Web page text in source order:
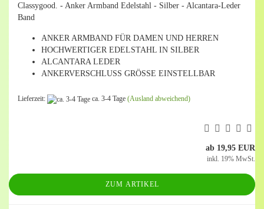
Classygood. - Anker Armband Edelstahl - Silber - Alcantara-Leder
Band
ANKER ARMBAND FÜR DAMEN UND HERREN
HOCHWERTIGER EDELSTAHL IN SILBER
ALCANTARA LEDER
ANKERVERSCHLUSS GRÖSSE EINSTELLBAR
Lieferzeit: ca. 3-4 Tage (Ausland abweichend)
ab 19,95 EUR
inkl. 19% MwSt.
ZUM ARTIKEL